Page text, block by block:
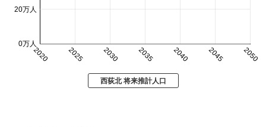
2020 2025 2030 2035 2040 2045 2050
0万人
20万人
西荻北 将来推計人口